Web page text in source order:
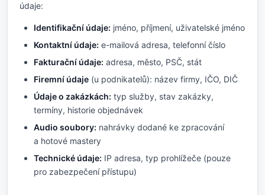
údaje:
Identifikační údaje: jméno, příjmení, uživatelské jméno
Kontaktní údaje: e-mailová adresa, telefonní číslo
Fakturační údaje: adresa, město, PSČ, stát
Firemní údaje (u podnikatelů): název firmy, IČO, DIČ
Údaje o zakázkách: typ služby, stav zakázky,
termíny, historie objednávek
Audio soubory: nahrávky dodané ke zpracování
a hotové mastery
Technické údaje: IP adresa, typ prohlížeče (pouze
pro zabezpečení přístupu)